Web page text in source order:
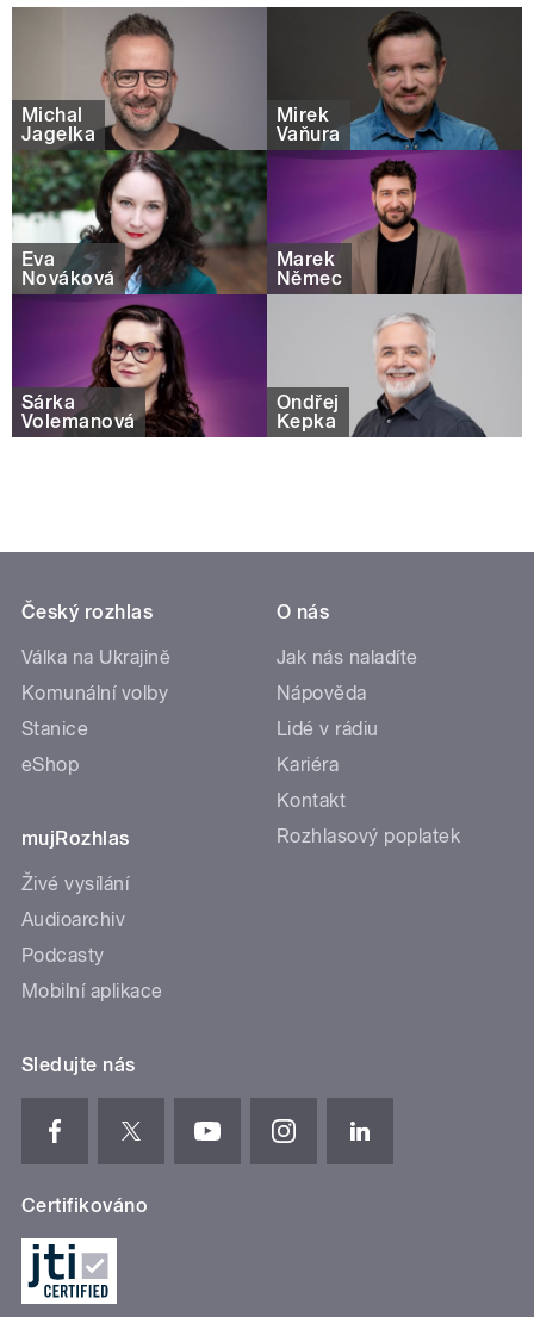
Michal
Jagelka
Mirek
Vaňura
Eva
Nováková
Marek
Němec
Šárka
Volemanová
Ondřej
Kepka
Český rozhlas
Válka na Ukrajině
Komunální volby
Stanice
eShop
mujRozhlas
Živé vysílání
Audioarchiv
Podcasty
Mobilní aplikace
O nás
Jak nás naladíte
Nápověda
Lidé v rádiu
Kariéra
Kontakt
Rozhlasový poplatek
Sledujte nás
Certifikováno